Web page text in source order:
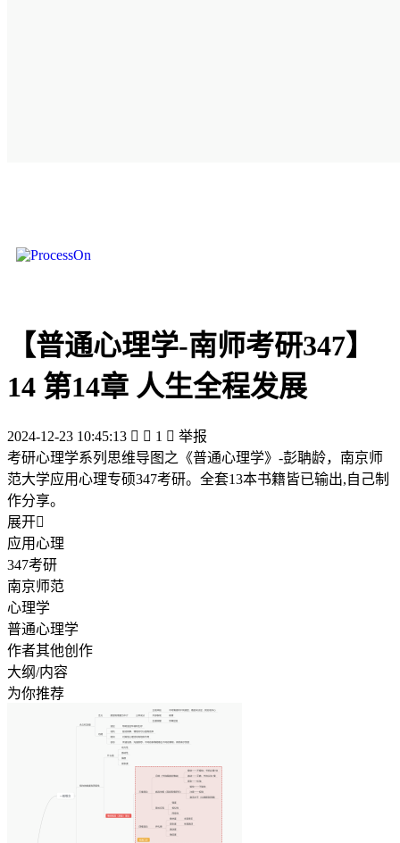
【普通心理学-南师考研347】
14 第14章 人生全程发展
2024-12-23 10:45:13   1  举报
考研心理学系列思维导图之《普通心理学》-彭聃龄，南京师
范大学应用心理专硕347考研。全套13本书籍皆已输出,自己制
作分享。
展开
应用心理
347考研
南京师范
心理学
普通心理学
作者其他创作
大纲/内容
为你推荐